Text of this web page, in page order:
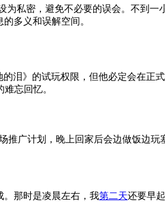
设为私密，避免不必要的误会。不
多义和误解空间。
泪》的试玩权限，但他必定会在
忘回忆。
推广计划，晚上回家后会边做饭边
。那时是凌晨左右，我第二天还要早